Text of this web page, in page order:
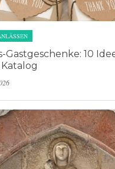
Gastgeschenke: 10